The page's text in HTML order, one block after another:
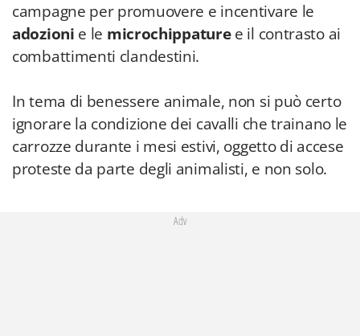
campagne per promuovere e incentivare le
adozioni e le microchippaturee il contrasto ai
combattimenti clandestini.
In tema di benessere animale, non si può certo
ignorare la condizione dei cavalli che trainano le
carrozze durante i mesi estivi, oggetto di accese
proteste da parte degli animalisti, e non solo.
Adv